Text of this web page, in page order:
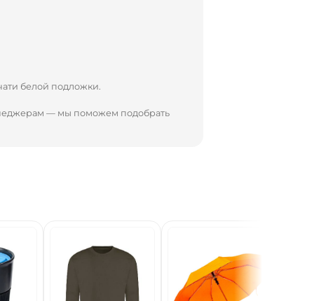
белой подложки.
— мы поможем подобрать